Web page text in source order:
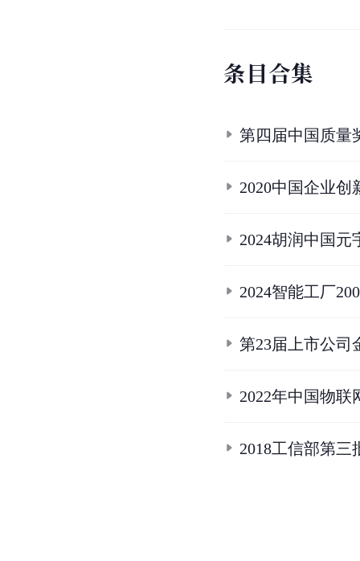
条目合集
第四届中国质量
2020中国企业创
2024胡润中国元
2024智能工厂
第23届上市公司
2022年中国物联
2018工信部第三